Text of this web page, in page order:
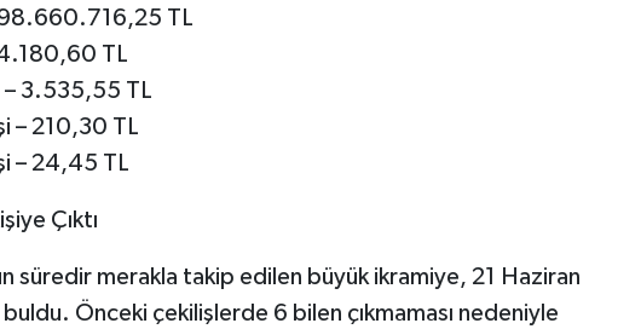
TL
TL
3.535,55 TL
– 210,30 TL
– 24,45 TL
Çıktı
süredir merakla takip edilen büyük ikramiye, 21 Haziran
Önceki çekilişlerde 6 bilen çıkmaması nedeniyle